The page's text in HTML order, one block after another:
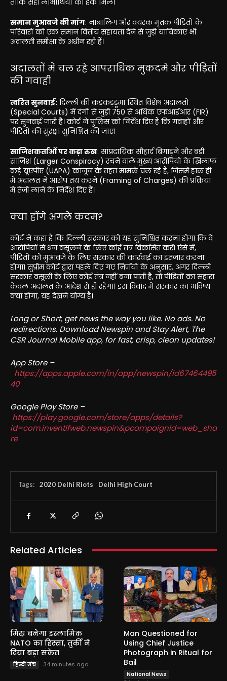
समान मुआवजे की मांग: नाबालिग और वयस्क मृतक पीड़ितों के
परिवारों को एक समान वित्तीय सहायता देने से जुड़ी याचिकाएं भी
अदालती समीक्षा के अधीन रही हैं।
अदालतों में चल रहे आपराधिक मुकदमे और पीड़ितों
की गवाही
त्वरित सुनवाई: दिल्ली की कड़कड़डूमा स्थित विशेष अदालतों
(Special Courts) में दंगों से जुड़ी 750 से अधिक एफआईआर (FIR)
पर सुनवाई जारी है। कोर्ट ने पुलिस को निर्देश दिए हैं कि गवाहों और
पीड़ितों की सुरक्षा सुनिश्चित की जाए।
साजिशकर्ताओं पर कड़ा रुख: सांप्रदायिक सौहार्द बिगाड़ने और बड़ी
साजिश (Larger Conspiracy) रचने वाले मुख्य आरोपियों के खिलाफ
कड़े यूएपीए (UAPA) कानून के तहत मामले चल रहे हैं, जिसमें हाल ही
में अदालत ने आरोप तय करने (Framing of Charges) की प्रक्रिया
में तेजी लाने के निर्देश दिए हैं।
क्या होंगे अगले कदम?
कोर्ट ने कहा है कि दिल्ली सरकार को यह सुनिश्चित करना होगा कि वे
आरोपियों से धन वसूलने के लिए कोई तंत्र विकसित करें। ऐसे में,
पीड़ितों को मुआवजे के लिए सरकार की कार्रवाई का इंतजार करना
होगा। सुप्रीम कोर्ट द्वारा पहले दिए गए निर्णयों के अनुसार, अगर दिल्ली
सरकार वसूली के लिए कोई तंत्र नहीं बना पाती है, तो पीड़ितों का सहारा
केवल अदालत के आदेश से ही रहेगा। इस विवाद में सरकार का भविष्य
क्या होगा, यह देखने योग्य है।
Long or Short, get news the way you like. No ads. No
redirections. Download Newspin and Stay Alert, The
CSR Journal Mobile app, for fast, crisp, clean updates!
App Store –
https://apps.apple.com/in/app/newspin/id67464495
40
Google Play Store –
https://play.google.com/store/apps/details?
id=com.inventifweb.newspin&pcampaignid=web_sha
re
Tags: 2020 Delhi Riots Delhi High Court
Related Articles
मिस्र बनेगा इस्लामिक
NATO का हिस्सा, तुर्की ने
दिया बड़ा संकेत
हिन्दी मंच 34 minutes ago
Man Questioned for
Using Chief Justice
Photograph in Ritual for
Bail
National News